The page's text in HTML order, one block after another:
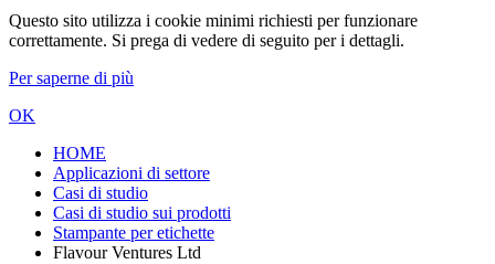
Questo sito utilizza i cookie minimi richiesti per funzionare
correttamente. Si prega di vedere di seguito per i dettagli.
Per saperne di più
OK
HOME
Applicazioni di settore
Casi di studio
Casi di studio sui prodotti
Stampante per etichette
Flavour Ventures Ltd